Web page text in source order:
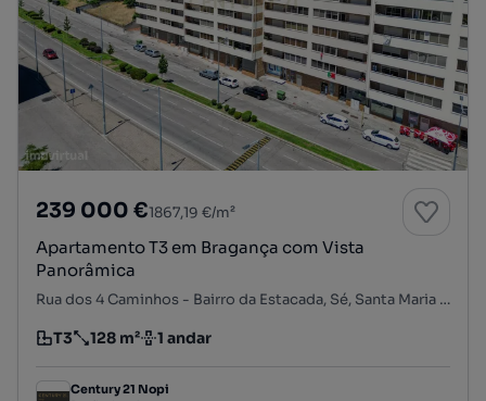
239 000 €1867,19 €/m²
Apartamento T3 em Bragança com Vista
Panorâmica
Rua dos 4 Caminhos - Bairro da Estacada, Sé, Santa Maria e Meixedo, Bragança, Bragança
Tipologia
T3
Preço por metro quadrado
128 m²
Andar 1 andar
Century 21 Nopi